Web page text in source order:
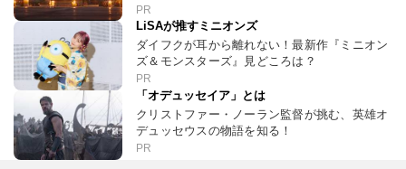
PR
LiSAが推すミニオンズ
ダイフクが耳から離れない！最新作『ミニオン
ズ＆モンスターズ』見どころは？
PR
「オデュッセイア」とは
クリストファー・ノーラン監督が挑む、英雄オ
デュッセウスの物語を知る！
PR